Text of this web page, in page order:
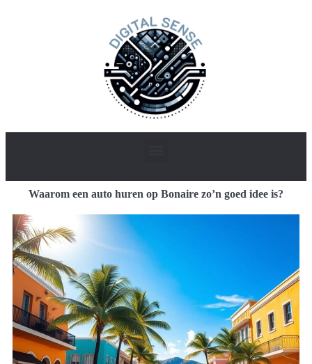
Waarom een auto huren op Bonaire zo’n goed idee is?